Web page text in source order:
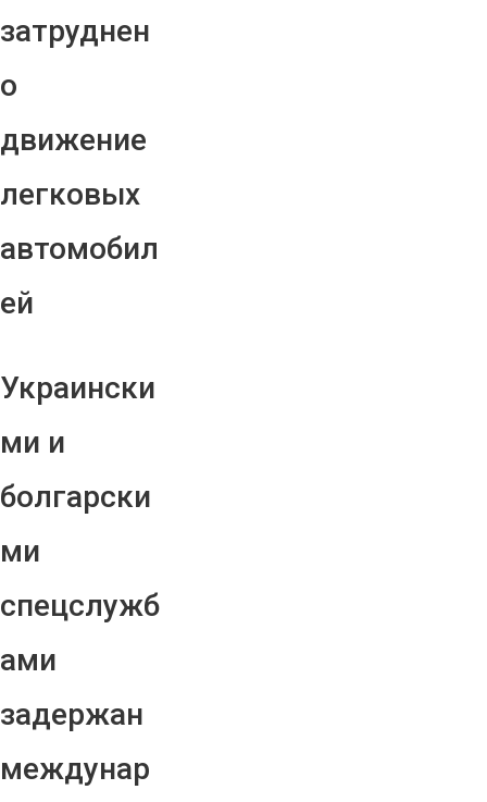
затруднен
о
движение
легковых
автомобил
ей
Украински
ми и
болгарски
ми
спецслужб
ами
задержан
междунар